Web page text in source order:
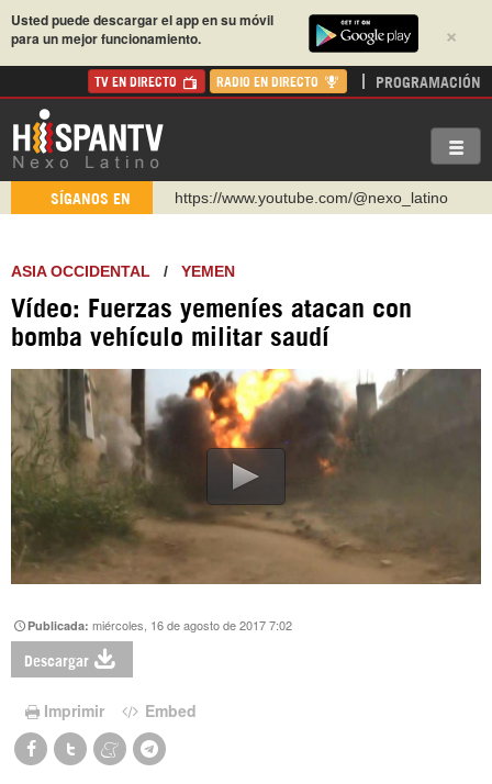
×
Usted puede descargar el app en su móvil
para un mejor funcionamiento.
TV EN DIRECTO RADIO EN DIRECTO PROGRAMACIÓN
SÍGANOS EN
https://www.youtube.com/@nexo_latino
https://t.me/hispantvcanal
https://urmedium.com/c/hispantv
WhatsApp y Viber: +98 921 79 29 404
https://www.facebook.com/Nexolatino.Canal
ASIA OCCIDENTAL / YEMEN
Vídeo: Fuerzas yemeníes atacan con
bomba vehículo militar saudí
Publicada:miércoles, 16 de agosto de 2017 7:02
Descargar
Imprimir Embed